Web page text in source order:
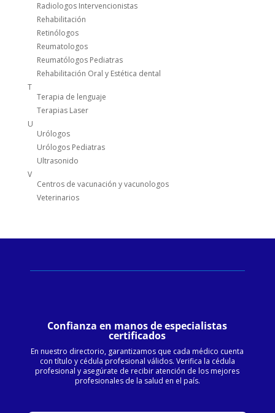
Radiologos Intervencionistas
Rehabilitación
Retinólogos
Reumatologos
Reumatólogos Pediatras
Rehabilitación Oral y Estética dental
T
Terapia de lenguaje
Terapias Laser
U
Urólogos
Urólogos Pediatras
Ultrasonido
V
Centros de vacunación y vacunologos
Veterinarios
Confianza en manos de especialistas
certificados
En nuestro directorio, garantizamos que cada médico cuenta
con título y cédula profesional válidos. Verifica la cédula
profesional y asegúrate de recibir atención de los mejores
profesionales de la salud en el país.